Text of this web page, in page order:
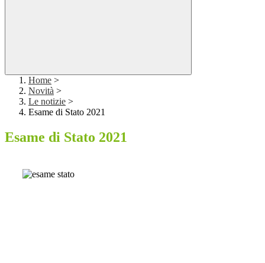
Home >
Novità >
Le notizie >
Esame di Stato 2021
Esame di Stato 2021